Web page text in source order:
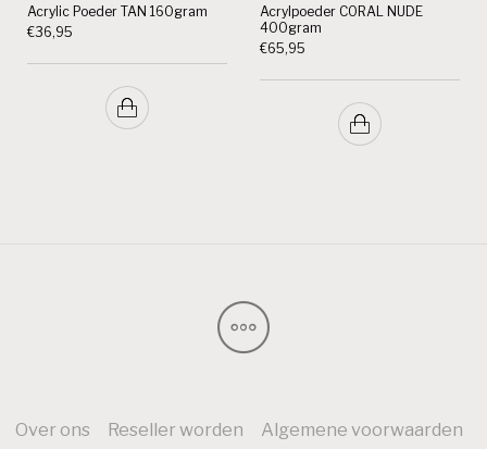
Acrylic Poeder TAN 160gram
€36,95
Acrylpoeder CORAL NUDE
400gram
€65,95
Over ons Reseller worden Algemene voorwaarden